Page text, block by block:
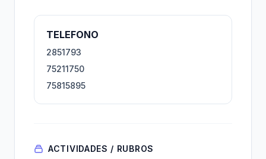
TELEFONO
2851793
75211750
75815895
ACTIVIDADES / RUBROS